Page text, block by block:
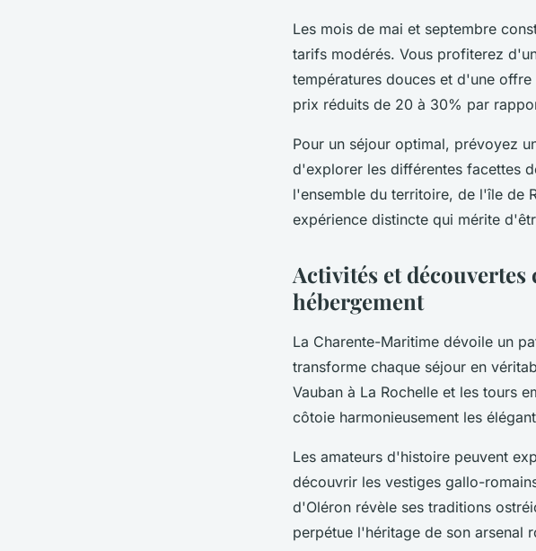
Les mois de mai et septembre
tarifs modérés. Vous profiterez
températures douces et d'une
prix réduits de 20 à 30% par
Pour un séjour optimal, prévoyez
d'explorer les différentes facettes
l'ensemble du territoire, de l'île de
expérience distincte qui mérite
Activités et
hébergement
La Charente-Maritime dévoile un
transforme chaque séjour en
Vauban à La Rochelle et les tours
côtoie harmonieusement les
Les amateurs d'histoire peuvent
découvrir les vestiges gallo-
d'Oléron révèle ses traditions
perpétue l'héritage de son arsenal